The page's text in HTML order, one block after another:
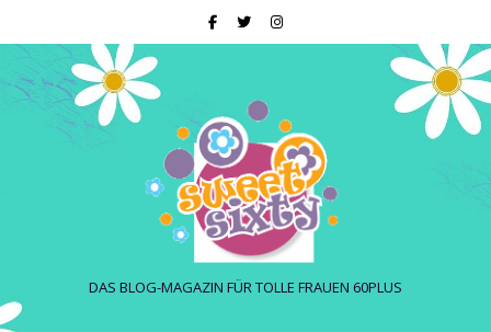
DAS BLOG-MAGAZIN FÜR TOLLE FRAUEN 60PLUS